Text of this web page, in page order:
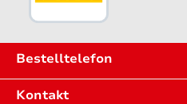
Bestelltelefon
Kontakt